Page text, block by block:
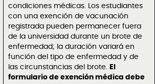
condiciones médicas. Los estudiantes
con una exención de vacunación
registrada pueden permanecer fuera
de la universidad durante un brote de
enfermedad; la duración variará en
función del tipo de enfermedad y de
las circunstancias del brote.
El
formulario de exención médica debe